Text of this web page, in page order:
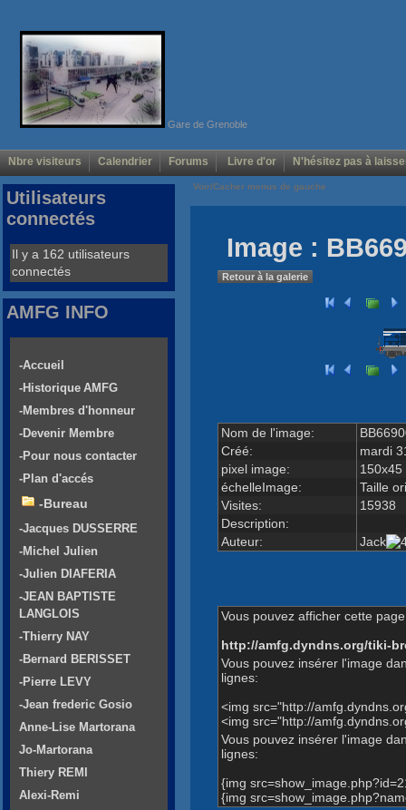
Gare de Grenoble
Nbre visiteurs Calendrier Forums Livre d'or N'hésitez pas à
Voir/Cacher menus de gauche
Image :
Retour à la galerie
Nom de l'image:
Créé:
mardi
pixel image:
150x45
échelleImage:
Taille
Visites:
15938
Description:
Auteur:
Jack
Vous pouvez afficher cette
http://amfg.dyndns.org/tiki-
Vous pouvez insérer l'image
lignes:
<img src="http://
<img src="http://
Vous pouvez insérer l'image
lignes:
{img
{img
Utilisateurs
connectés
Il y a 162 utilisateurs
connectés
AMFG INFO
-Accueil
-Historique AMFG
-Membres d'honneur
-Devenir Membre
-Pour nous contacter
-Plan d'accés
-Bureau
-Jacques DUSSERRE
-Michel Julien
-Julien DIAFERIA
-JEAN BAPTISTE
LANGLOIS
-Thierry NAY
-Bernard BERISSET
-Pierre LEVY
-Jean frederic Gosio
Anne-Lise Martorana
Jo-Martorana
Thiery REMI
Alexi-Remi